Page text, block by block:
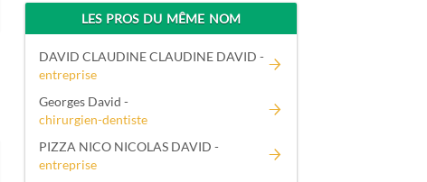
LES PROS DU MÊME NOM
DAVID CLAUDINE CLAUDINE DAVID -
entreprise
Georges David -
chirurgien-dentiste
PIZZA NICO NICOLAS DAVID -
entreprise